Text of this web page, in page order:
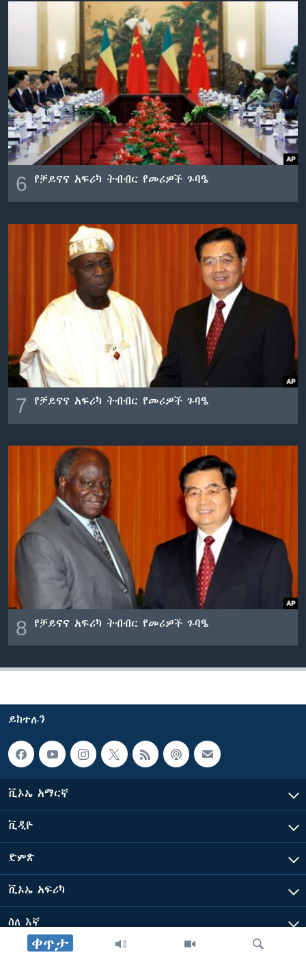
ቀጥታ
6 የቻይናና አፍሪካ ትብብር የመሪዎች ጉባዔ
7 የቻይናና አፍሪካ ትብብር የመሪዎች ጉባዔ
8 የቻይናና አፍሪካ ትብብር የመሪዎች ጉባዔ
ይከተሉን
ቪኦኤ አማርኛ
ቪዲዮ
ድምጽ
ቪኦኤ አፍሪካ
ስለ እኛ